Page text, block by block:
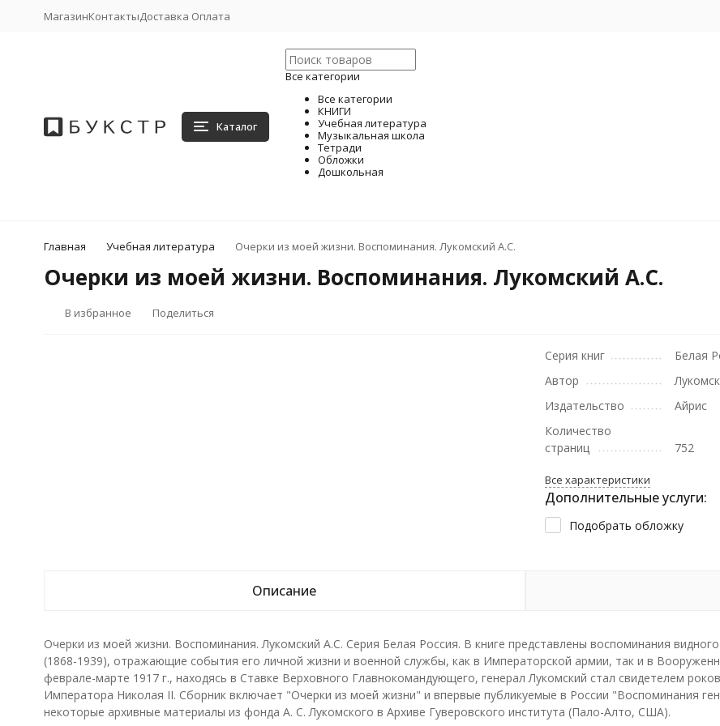
МагазинКонтактыДоставка Оплата
Каталог
Все категории
Все категории
КНИГИ
Учебная литература
Музыкальная школа
Тетради
Обложки
Дошкольная
Главная Учебная литература Очерки из моей жизни. Воспоминания. Лукомский А.С.
Очерки из моей жизни. Воспоминания. Лукомский А.С.
В избранное Поделиться
Серия книг
Белая
Автор
Издательство
Айрис
Количество
страниц
752
Все характеристики
Дополнительные услуги:
Подобрать обложку
Описание
Очерки из моей жизни. Воспоминания. Лукомский А.С. Серия Белая Россия. В книге представлены воспоминания
(1868-1939), отражающие события его личной жизни и военной службы, как в Императорской армии, так и в
феврале-марте 1917 г., находясь в Ставке Верховного Главнокомандующего, генерал Лукомский стал свидетелем
Императора Николая II. Сборник включает "Очерки из моей жизни" и впервые публикуемые в России "Воспоминания
некоторые архивные материалы из фонда А. С. Лукомского в Архиве Гуверовского института (Пало-Алто, США).